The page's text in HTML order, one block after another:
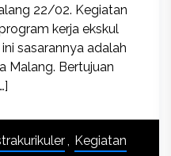
22/02. Kegiatan
kerja ekskul
sasarannya adalah
Malang. Bertujuan
Kegiatan